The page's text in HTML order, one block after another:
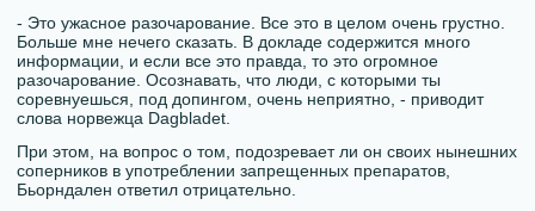
- Это ужасное разочарование. Все это в целом очень грустно.
Больше мне нечего сказать. В докладе содержится много
информации, и если все это правда, то это огромное
разочарование. Осознавать, что люди, с которыми ты
соревнуешься, под допингом, очень неприятно, - приводит
слова норвежца Dagbladet.
При этом, на вопрос о том, подозревает ли он своих нынешних
соперников в употреблении запрещенных препаратов,
Бьорндален ответил отрицательно.